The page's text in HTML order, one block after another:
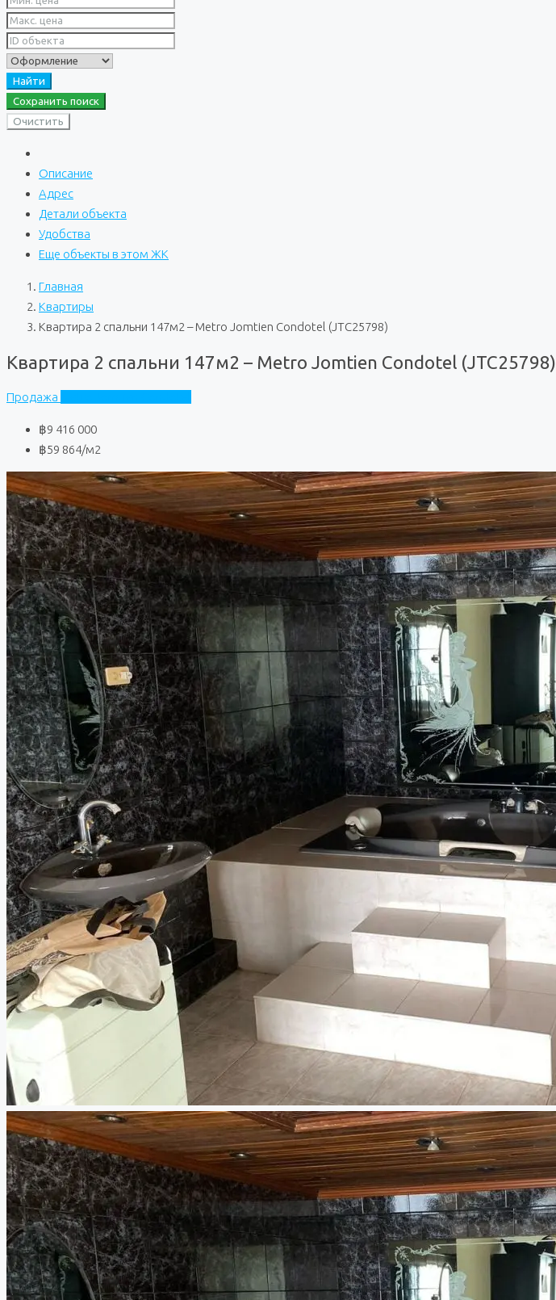
Найти
Сохранить поиск
Очистить
Описание
Адрес
Детали объекта
Удобства
Еще объекты в этом ЖК
Главная
Квартиры
Квартира 2 спальни 147м2 – Metro Jomtien Condotel (JTC25798)
Квартира 2 спальни 147м2 – Metro Jomtien Condotel (JTC25798)
Продажа
฿9 416 000
฿59 864/м2